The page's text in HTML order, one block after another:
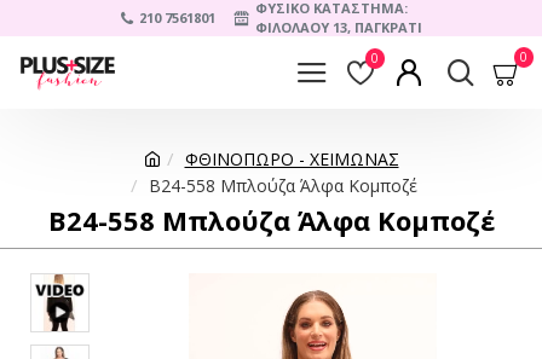
210 7561801
ΦΥΣΙΚΟ ΚΑΤΑΣΤΗΜΑ:
ΦΙΛΟΛΑΟΥ 13, ΠΑΓΚΡΑΤΙ
0 0
ΦΘΙΝΟΠΩΡΟ - ΧΕΙΜΩΝΑΣ
B24-558 Μπλούζα Άλφα Κομποζέ
B24-558 Μπλούζα Άλφα Κομποζέ